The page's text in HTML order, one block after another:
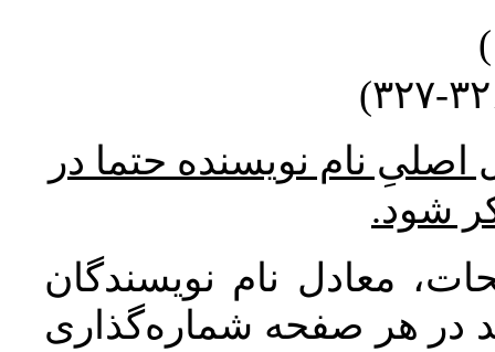
نام نویسنده حتما در
شود.
معادل نام نویسندگان
در هر صفحه شماره‌گذاری